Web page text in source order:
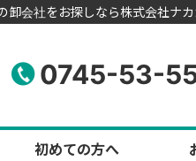
会社をお探しなら株式会社ナカ
0745-53-
初めての方へ